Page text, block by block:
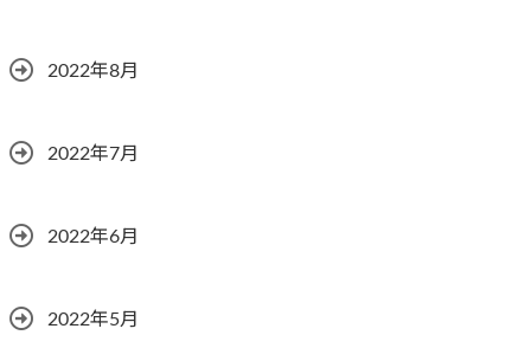
2022年8月
2022年7月
2022年6月
2022年5月